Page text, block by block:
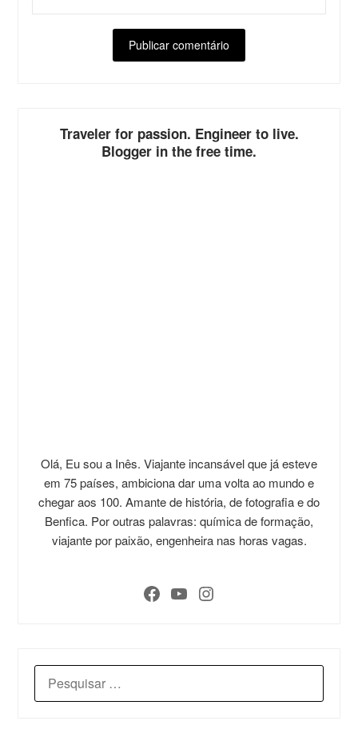
Traveler for passion. Engineer to live.
Blogger in the free time.
Olá, Eu sou a Inês. Viajante incansável que já esteve
em 75 países, ambiciona dar uma volta ao mundo e
chegar aos 100. Amante de história, de fotografia e do
Benfica. Por outras palavras: química de formação,
viajante por paixão, engenheira nas horas vagas.